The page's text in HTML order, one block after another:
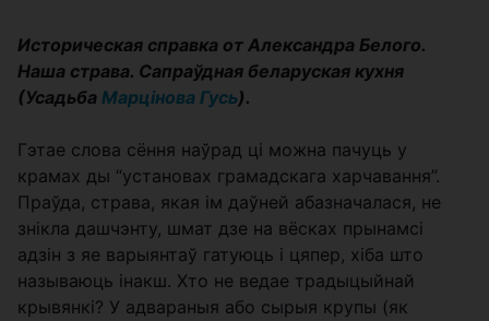
Историческая справка от Александра Белого.
Наша страва. Сапраўдная беларуская кухня
(Усадьба Марцiнова Гусь).
Гэтае слова сёння наўрад ці можна пачуць у
крамах ды “установах грамадскага харчавання”.
Праўда, страва, якая ім даўней абазначалася, не
знікла дашчэнту, шмат дзе на вёсках прынамсі
адзін з яе варыянтаў гатуюць і цяпер, хіба што
называюць інакш. Хто не ведае традыцыйнай
крывянкі? У адвараныя або сырыя крупы (як